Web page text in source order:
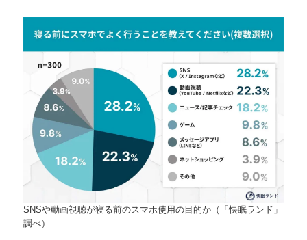
SNSや動画視聴が寝る前のスマホ使用の目的か（「快眠ランド」
調べ）